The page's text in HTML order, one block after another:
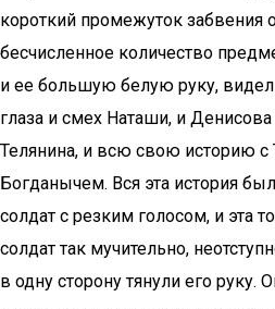
короткий промежуток забвения
бесчисленное количество
и ее большую белую руку,
глаза и смех Наташи, и
Телянина, и всю свою историю
Богданычем. Вся эта история
солдат с резким голосом, и эта
солдат так мучительно,
в одну сторону тянули его руку.